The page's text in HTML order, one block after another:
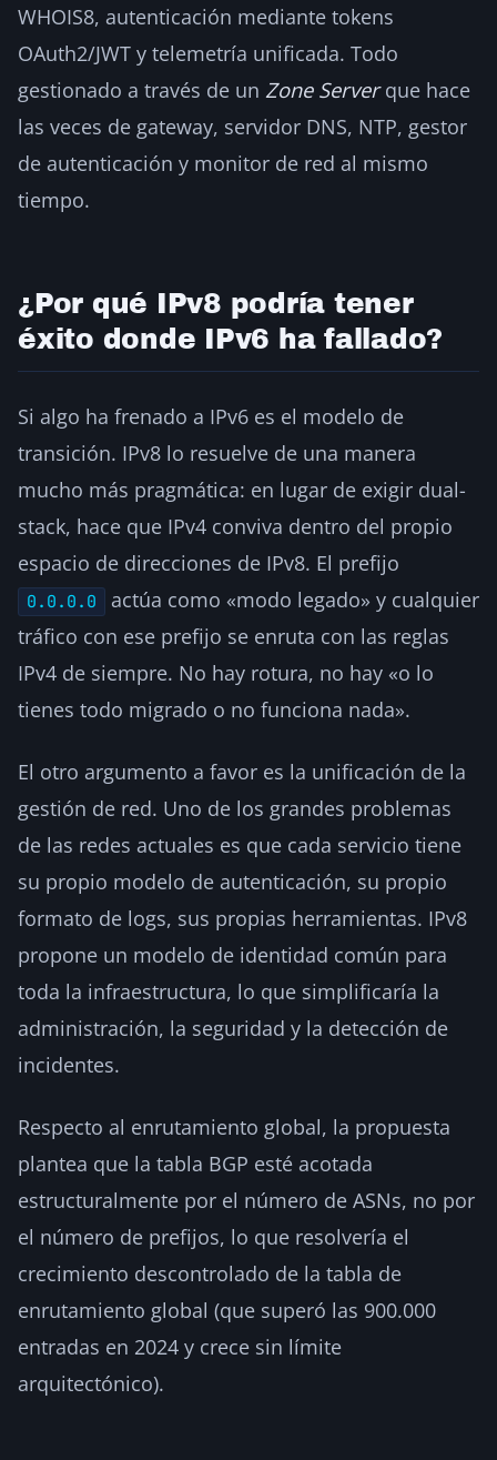
WHOIS8, autenticación mediante tokens
OAuth2/JWT y telemetría unificada. Todo
gestionado a través de un Zone Serverque hace
las veces de gateway, servidor DNS, NTP, gestor
de autenticación y monitor de red al mismo
tiempo.
¿Por qué IPv8 podría tener
éxito donde IPv6 ha fallado?
Si algo ha frenado a IPv6 es el modelo de
transición. IPv8 lo resuelve de una manera
mucho más pragmática: en lugar de exigir dual-
stack, hace que IPv4 conviva dentro del propio
espacio de direcciones de IPv8. El prefijo
0.0.0.0
actúa como «modo legado» y cualquier
tráfico con ese prefijo se enruta con las reglas
IPv4 de siempre. No hay rotura, no hay «o lo
tienes todo migrado o no funciona nada».
El otro argumento a favor es la unificación de la
gestión de red. Uno de los grandes problemas
de las redes actuales es que cada servicio tiene
su propio modelo de autenticación, su propio
formato de logs, sus propias herramientas. IPv8
propone un modelo de identidad común para
toda la infraestructura, lo que simplificaría la
administración, la seguridad y la detección de
incidentes.
Respecto al enrutamiento global, la propuesta
plantea que la tabla BGP esté acotada
estructuralmente por el número de ASNs, no por
el número de prefijos, lo que resolvería el
crecimiento descontrolado de la tabla de
enrutamiento global (que superó las 900.000
entradas en 2024 y crece sin límite
arquitectónico).